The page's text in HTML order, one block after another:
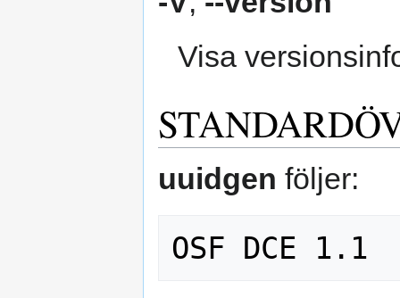
Visa
uuidgen följer: